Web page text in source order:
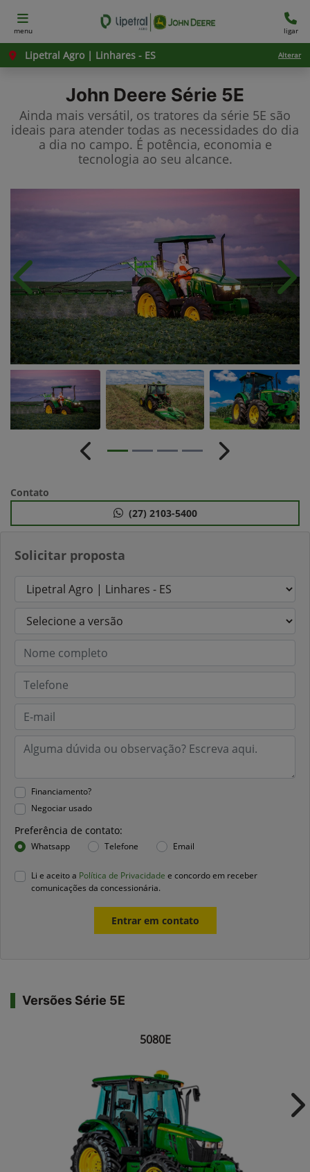
menu ligar
Lipetral Agro | Linhares - ES Alterar
John Deere Série 5E
Ainda mais versátil, os tratores da série 5E são
ideais para atender todas as necessidades do dia
a dia no campo. É potência, economia e
tecnologia ao seu alcance.
Solicitar proposta
Financiamento?
Negociar usado
Preferência de contato:
Whatsapp Telefone Email
Li e aceito a Política de Privacidade e concordo em receber
comunicações da concessionária.
Entrar em contato
Anterior
Anterior Próximo
Contato
(27) 2103-5400
Versões Série 5E
5080E